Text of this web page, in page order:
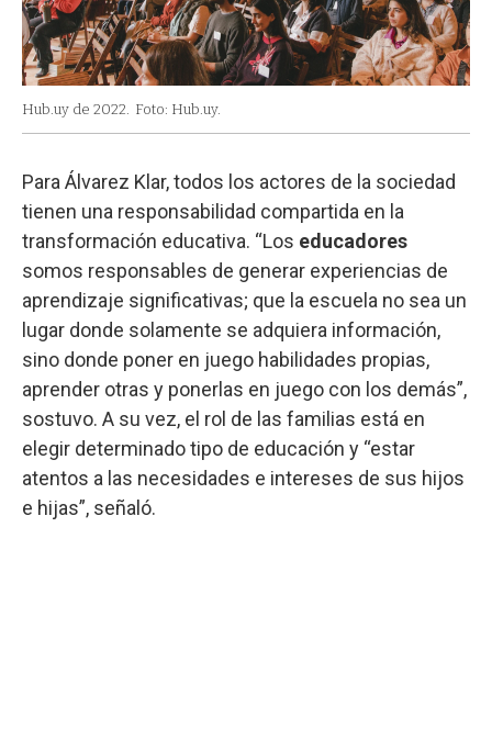
Hub.uy de 2022. Foto: Hub.uy.
Para Álvarez Klar, todos los actores de la sociedad
tienen una responsabilidad compartida en la
transformación educativa. “Los educadores
somos responsables de generar experiencias de
aprendizaje significativas; que la escuela no sea un
lugar donde solamente se adquiera información,
sino donde poner en juego habilidades propias,
aprender otras y ponerlas en juego con los demás”,
sostuvo. A su vez, el rol de las familias está en
elegir determinado tipo de educación y “estar
atentos a las necesidades e intereses de sus hijos
e hijas”, señaló.